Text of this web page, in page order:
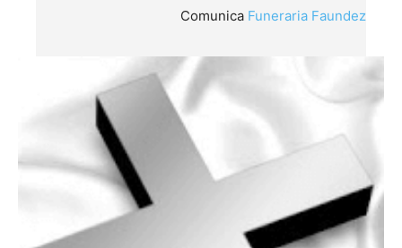
Comunica Funeraria Faundez